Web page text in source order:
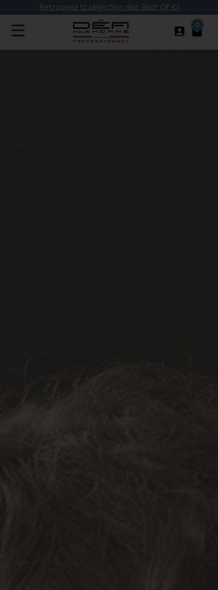
Retrouvez la sélection des Best Of ici
Vos frais de port offerts dès 40€ d'achat
account_box local_mall
0